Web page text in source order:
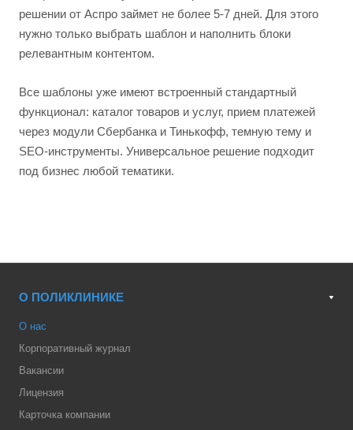
решении от Аспро займет не более 5-7 дней. Для этого
нужно только выбрать шаблон и наполнить блоки
релевантным контентом.
Все шаблоны уже имеют встроенный стандартный
функционал: каталог товаров и услуг, прием платежей
через модули Сбербанка и Тинькофф, темную тему и
SEO-инструменты. Универсальное решение подходит
под бизнес любой тематики.
О ПОЛИКЛИНИКЕ
О нас
Корпоративный журнал
Вакансии
Лицензия
Карточка компании